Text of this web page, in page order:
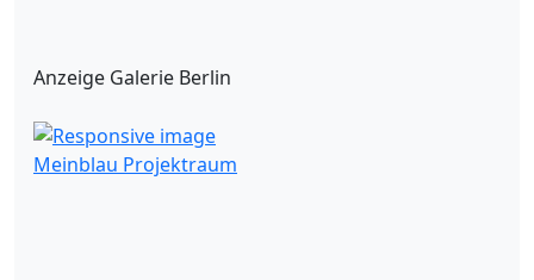
Anzeige Galerie Berlin
Meinblau Projektraum